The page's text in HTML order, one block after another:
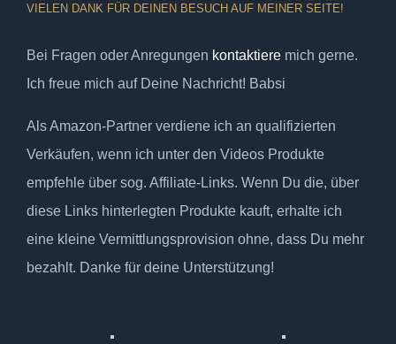
VIELEN DANK FÜR DEINEN BESUCH AUF MEINER SEITE!
Bei Fragen oder Anregungen kontaktiere mich gerne.
Ich freue mich auf Deine Nachricht! Babsi
Als Amazon-Partner verdiene ich an qualifizierten
Verkäufen, wenn ich unter den Videos Produkte
empfehle über sog. Affiliate-Links. Wenn Du die, über
diese Links hinterlegten Produkte kauft, erhalte ich
eine kleine Vermittlungsprovision ohne, dass Du mehr
bezahlt. Danke für deine Unterstützung!